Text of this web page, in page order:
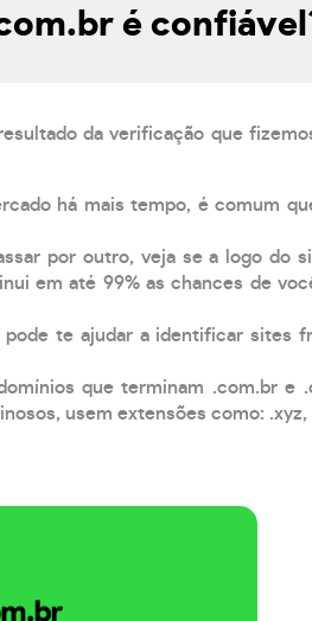
é
da verificação que
há mais tempo, é comum
por outro, veja se a logo do
em até 99% as chances de
te ajudar a identificar sites
que terminam .com.br e
usem extensões como: